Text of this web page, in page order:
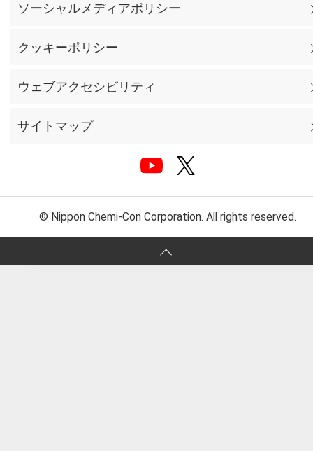
ソーシャルメディアポリシー
クッキーポリシー
ウェブアクセシビリティ
サイトマップ
© Nippon Chemi-Con Corporation. All rights reserved.